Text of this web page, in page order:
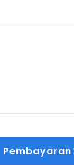
Pembayaran